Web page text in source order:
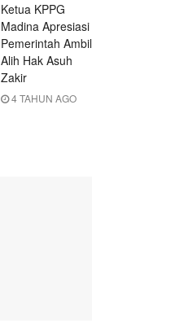
Ketua KPPG
Madina Apresiasi
Pemerintah Ambil
Alih Hak Asuh
Zakir
4 TAHUN AGO